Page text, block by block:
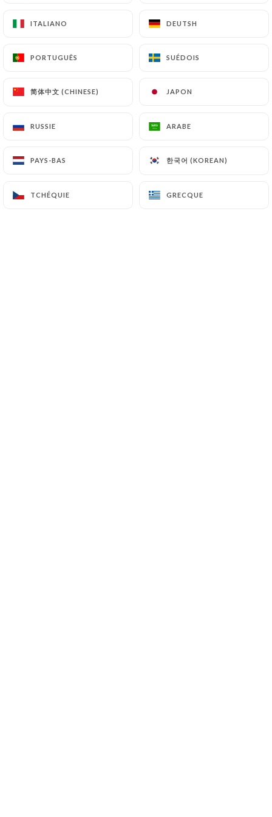
ITALIANO DEUTSH
PORTUGUÊS SUÉDOIS
简体中文 (CHINESE) JAPON
RUSSIE ARABE
PAYS-BAS 한국어 (KOREAN)
TCHÉQUIE GRECQUE
ITALIANO DEUTSH
PORTUGUÊS SUÉDOIS
简体中文 (CHINESE) JAPON
RUSSIE ARABE
PAYS-BAS 한국어 (KOREAN)
TCHÉQUIE GRECQUE